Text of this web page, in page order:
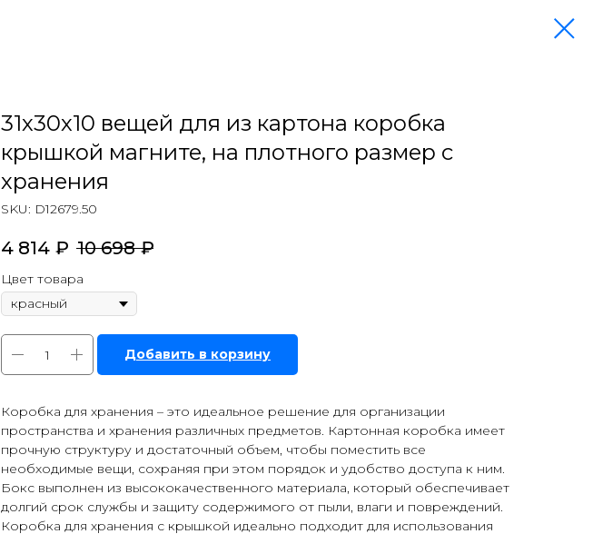
31х30х10 вещей для из картона коробка
крышкой магните, на плотного размер с
хранения
SKU: D12679.50
4 814 ₽ 10 698 ₽
Цвет товара
Добавить в корзину
Коробка для хранения – это идеальное решение для организации
пространства и хранения различных предметов. Картонная коробка имеет
прочную структуру и достаточный объем, чтобы поместить все
необходимые вещи, сохраняя при этом порядок и удобство доступа к ним.
Бокс выполнен из высококачественного материала, который обеспечивает
долгий срок службы и защиту содержимого от пыли, влаги и повреждений.
Коробка для хранения с крышкой идеально подходит для использования